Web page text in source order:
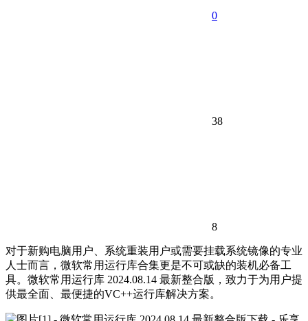
0
38
8
对于新购电脑用户、系统重装用户或需要挂载系统镜像的专业
人士而言，微软常用运行库合集更是不可或缺的装机必备工
具。微软常用运行库 2024.08.14 最新整合版，致力于为用户提
供最全面、最便捷的VC++运行库解决方案。